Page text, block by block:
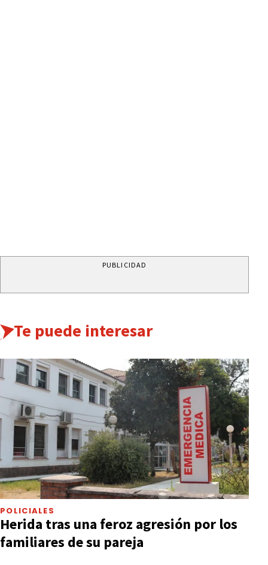
PUBLICIDAD
Te puede interesar
POLICIALES
Herida tras una feroz agresión por los
familiares de su pareja